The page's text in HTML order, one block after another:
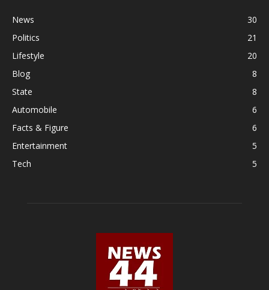
News
30
Politics
21
Lifestyle
20
Blog
8
State
8
Automobile
6
Facts & Figure
6
Entertainment
5
Tech
5